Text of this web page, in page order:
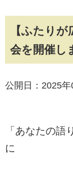
【ふたり
会を開催し
公開日：2025
「あなたの語
に